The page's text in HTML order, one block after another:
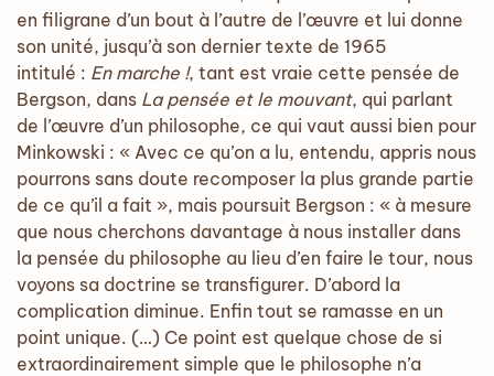
en filigrane d’un bout à l’autre de l’œuvre et lui donne
son unité, jusqu’à son dernier texte de 1965
intitulé : En marche !, tant est vraie cette pensée de
Bergson, dans La pensée et le mouvant, qui parlant
de l’œuvre d’un philosophe, ce qui vaut aussi bien pour
Minkowski : « Avec ce qu’on a lu, entendu, appris nous
pourrons sans doute recomposer la plus grande partie
de ce qu’il a fait », mais poursuit Bergson : « à mesure
que nous cherchons davantage à nous installer dans
la pensée du philosophe au lieu d’en faire le tour, nous
voyons sa doctrine se transfigurer. D’abord la
complication diminue. Enfin tout se ramasse en un
point unique. (…) Ce point est quelque chose de si
extraordinairement simple que le philosophe n’a